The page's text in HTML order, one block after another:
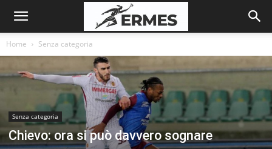
Home Senza categoria
Senza categoria
Chievo: ora si può davvero sognare